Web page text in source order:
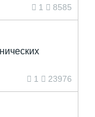
1 8585
1 23976